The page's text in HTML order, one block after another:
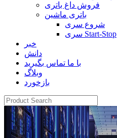
فروش داغ باتری
باتری ماشین
شروع سری
سری Start-Stop
خبر
دانش
با ما تماس بگیرید
وبلاگ
بازخورد